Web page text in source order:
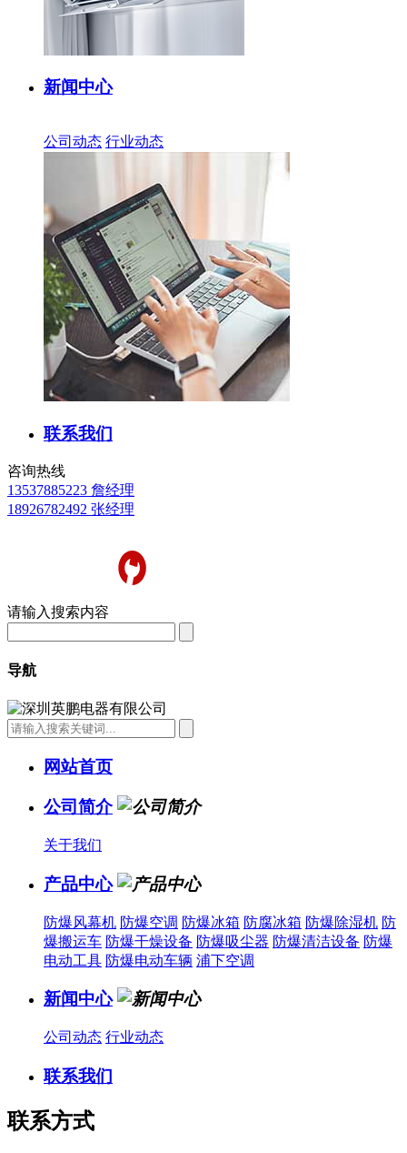
新闻中心
公司动态 行业动态
联系我们
咨询热线
13537885223 詹经理
18926782492 张经理
请输入搜索内容
导航
网站首页
公司简介
关于我们
产品中心
防爆风幕机 防爆空调 防爆冰箱 防腐冰箱 防爆除湿机 防
爆搬运车 防爆干燥设备 防爆吸尘器 防爆清洁设备 防爆
电动工具 防爆电动车辆 浦下空调
新闻中心
公司动态 行业动态
联系我们
联系方式